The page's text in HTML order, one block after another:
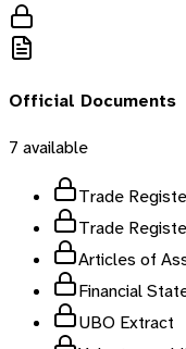
Official Documents
7 available
Trade
Trade
Articles of
Financial
UBO Extract